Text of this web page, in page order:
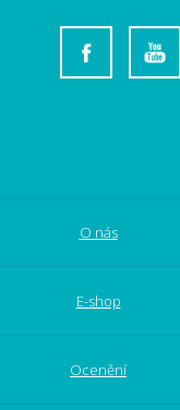
O nás
E-shop
Ocenění